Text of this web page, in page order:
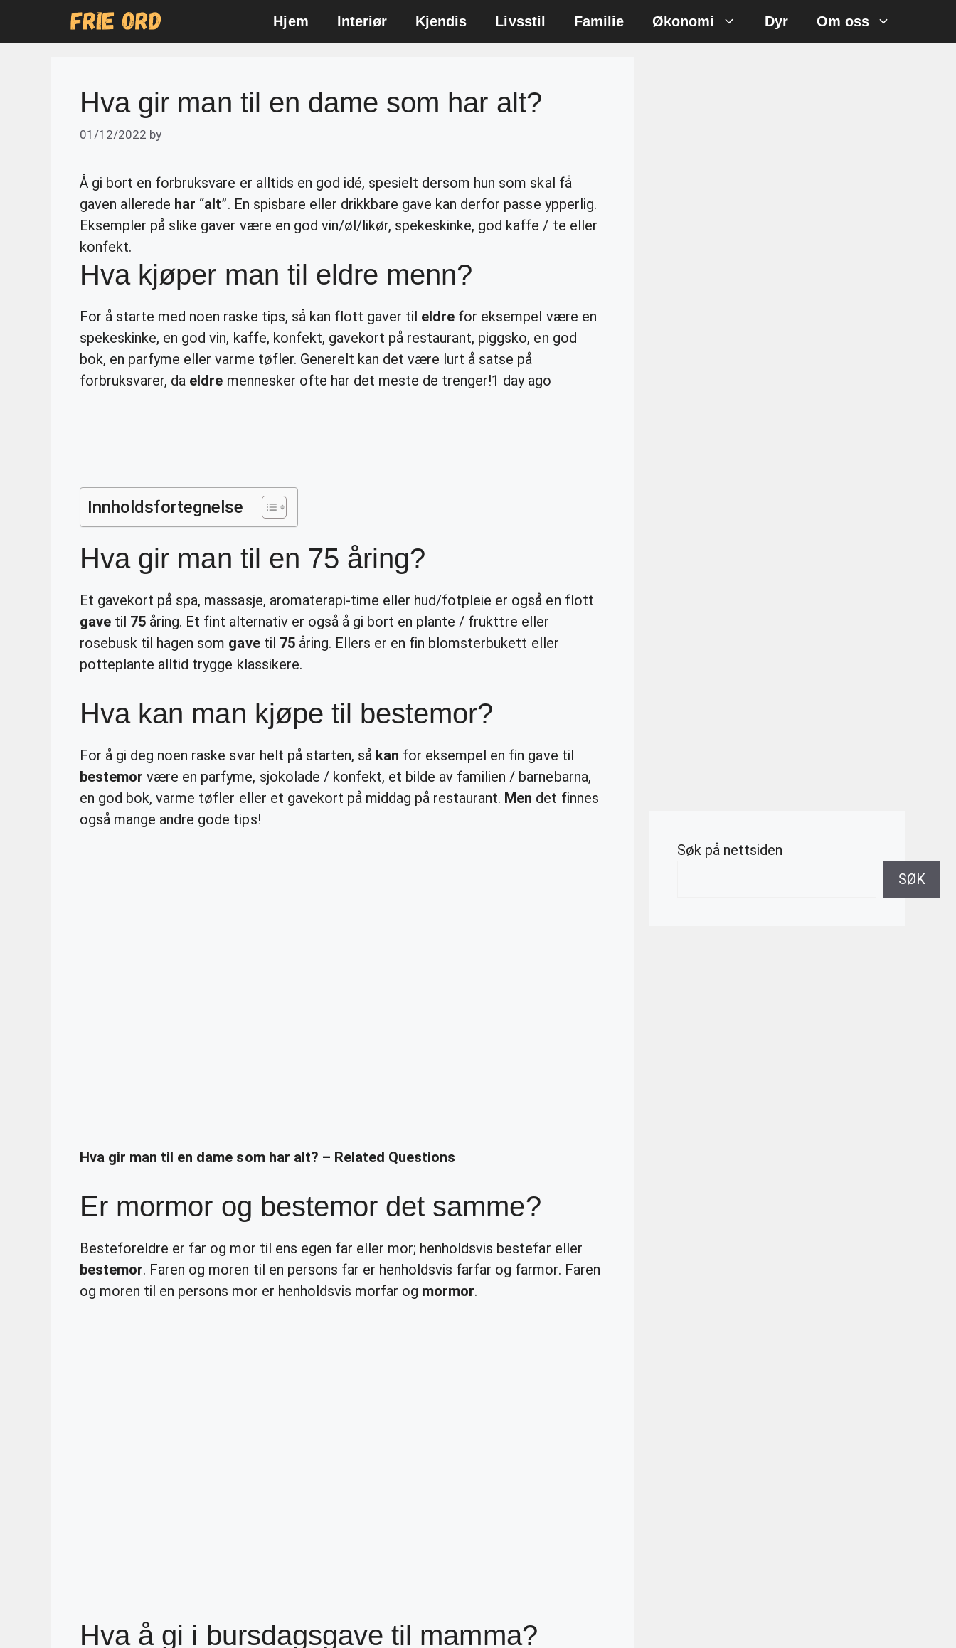
Hjem Interiør Kjendis Livsstil Familie Økonomi Dyr Om oss
Hva gir man til en dame som har alt?
01/12/2022 by
Å gi bort en forbruksvare er alltids en god idé, spesielt dersom hun som skal få
gaven allerede har “alt”. En spisbare eller drikkbare gave kan derfor passe ypperlig.
Eksempler på slike gaver være en god vin/øl/likør, spekeskinke, god kaffe / te eller
konfekt.
Hva kjøper man til eldre menn?
For å starte med noen raske tips, så kan flott gaver til eldre for eksempel være en
spekeskinke, en god vin, kaffe, konfekt, gavekort på restaurant, piggsko, en god
bok, en parfyme eller varme tøfler. Generelt kan det være lurt å satse på
forbruksvarer, da eldre mennesker ofte har det meste de trenger!1 day ago
Innholdsfortegnelse
Hva gir man til en 75 åring?
Et gavekort på spa, massasje, aromaterapi-time eller hud/fotpleie er også en flott
gave til 75 åring. Et fint alternativ er også å gi bort en plante / frukttre eller
rosebusk til hagen som gavetil 75åring. Ellers er en fin blomsterbukett eller
potteplante alltid trygge klassikere.
Hva kan man kjøpe til bestemor?
For å gi deg noen raske svar helt på starten, så kan for eksempel en fin gave til
bestemor være en parfyme, sjokolade / konfekt, et bilde av familien / barnebarna,
en god bok, varme tøfler eller et gavekort på middag på restaurant. Men det finnes
også mange andre gode tips!
Hva gir man til en dame som har alt? – Related Questions
Er mormor og bestemor det samme?
Besteforeldre er far og mor til ens egen far eller mor; henholdsvis bestefar eller
bestemor. Faren og moren til en persons far er henholdsvis farfar og farmor. Faren
og moren til en persons mor er henholdsvis morfar og mormor.
Hva å gi i bursdagsgave til mamma?
Søk på nettsiden
SØK